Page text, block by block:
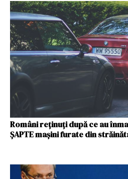
Români reţinuţi după ce au
ŞAPTE maşini furate din